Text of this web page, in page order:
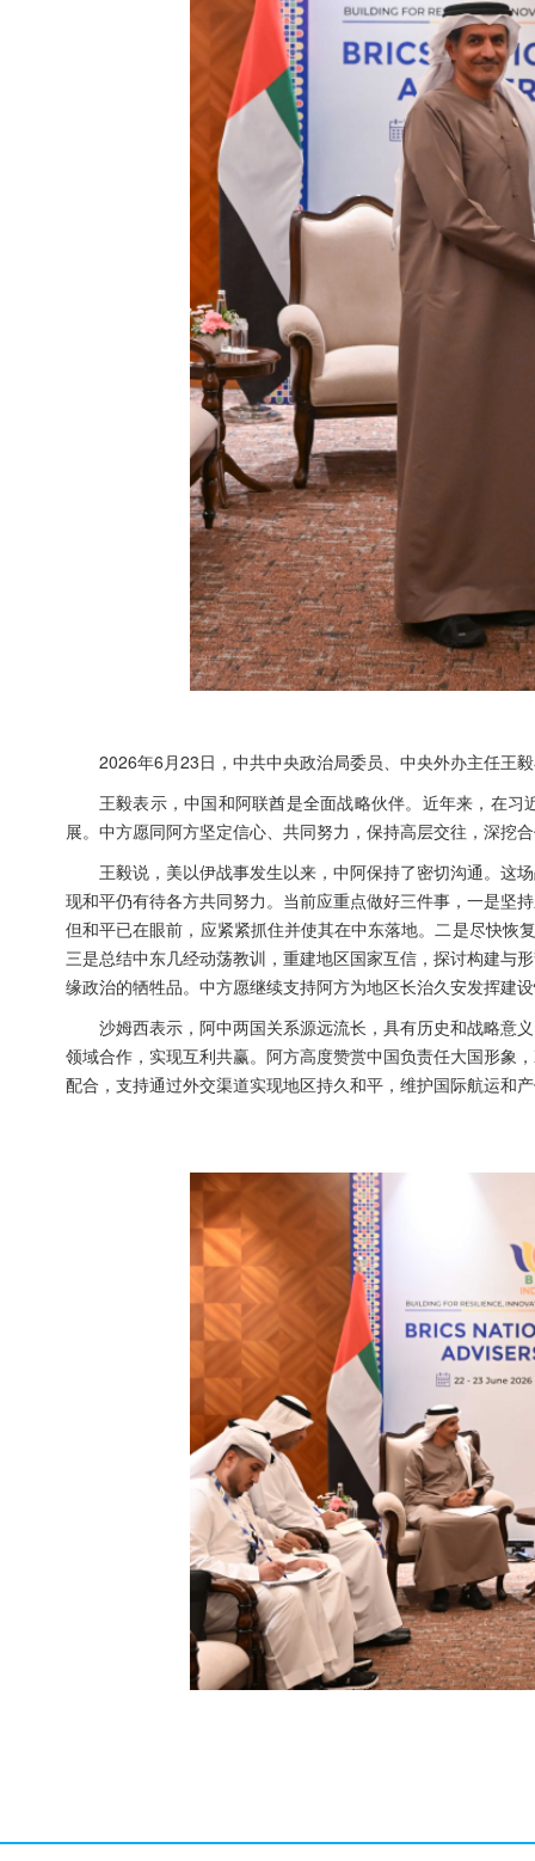
2026年6月23日，中共中央政治局委员、中央外办主任王
王毅表示，中国和阿联酋是全面战略伙伴。近年来，在
展。中方愿同阿方坚定信心、共同努力，保持高层交往，深挖
王毅说，美以伊战事发生以来，中阿保持了密切沟通。这
现和平仍有待各方共同努力。当前应重点做好三件事，一是坚
但和平已在眼前，应紧紧抓住并使其在中东落地。二是尽快恢
三是总结中东几经动荡教训，重建地区国家互信，探讨构建与
缘政治的牺牲品。中方愿继续支持阿方为地区长治久安发挥建
沙姆西表示，阿中两国关系源远流长，具有历史和战略意
领域合作，实现互利共赢。阿方高度赞赏中国负责任大国形象
配合，支持通过外交渠道实现地区持久和平，维护国际航运和